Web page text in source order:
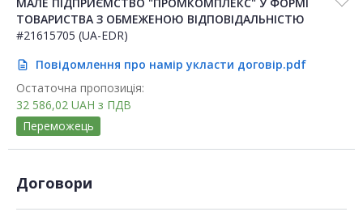
ТОВАРИСТВА З ОБМЕЖЕНОЮ ВІДПОВІДАЛЬНІСТЮ
#21615705 (UA-EDR)
description
Повідомлення про намір укласти договір.pdf
Остаточна пропозиція:
32 586,02 UAH з ПДВ
Переможець
Договори